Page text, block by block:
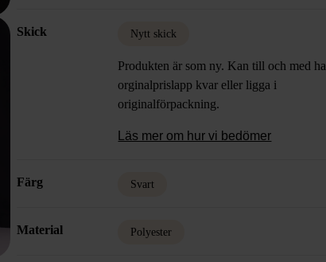
Skick Nytt skick
Produkten är som ny. Kan till och med ha
orginalprislapp kvar eller ligga i
originalförpackning.
Läs mer om hur vi bedömer
Färg Svart
Material Polyester